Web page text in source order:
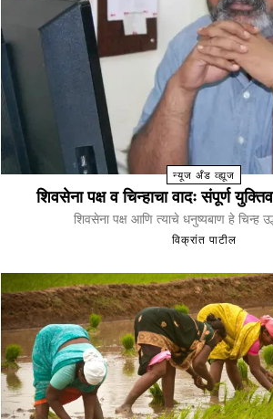
न्यूज अँड व्ह्यूज
शिवसेना पक्ष व चिन्हाचा वादः संपूर्ण
शिवसेना पक्ष आणि त्याचे धनुष्यबाण हे चिन्ह
विक्रांत पाटील